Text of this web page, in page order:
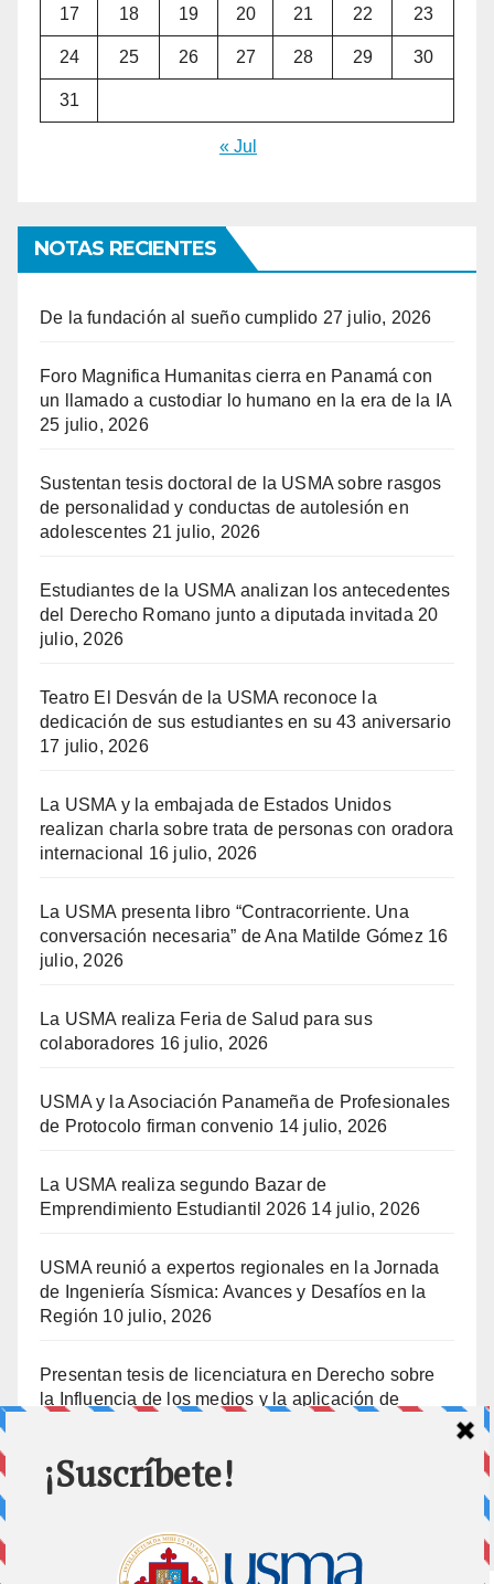
17 18 19 20 21 22 23
24 25 26 27 28 29 30
31
« Jul
NOTAS RECIENTES
De la fundación al sueño cumplido 27 julio, 2026
Foro Magnifica Humanitas cierra en Panamá con
un llamado a custodiar lo humano en la era de la IA
25 julio, 2026
Sustentan tesis doctoral de la USMA sobre rasgos
de personalidad y conductas de autolesión en
adolescentes 21 julio, 2026
Estudiantes de la USMA analizan los antecedentes
del Derecho Romano junto a diputada invitada 20
julio, 2026
Teatro El Desván de la USMA reconoce la
dedicación de sus estudiantes en su 43 aniversario
17 julio, 2026
La USMA y la embajada de Estados Unidos
realizan charla sobre trata de personas con oradora
internacional
16 julio, 2026
La USMA presenta libro “Contracorriente. Una
conversación necesaria” de Ana Matilde Gómez 16
julio, 2026
La USMA realiza Feria de Salud para sus
colaboradores 16 julio, 2026
USMA y la Asociación Panameña de Profesionales
de Protocolo firman convenio 14 julio, 2026
La USMA realiza segundo Bazar de
Emprendimiento Estudiantil 2026 14 julio, 2026
USMA reunió a expertos regionales en la Jornada
de Ingeniería Sísmica: Avances y Desafíos en la
Región 10 julio, 2026
Presentan tesis de licenciatura en Derecho sobre
la Influencia de los medios y la aplicación de